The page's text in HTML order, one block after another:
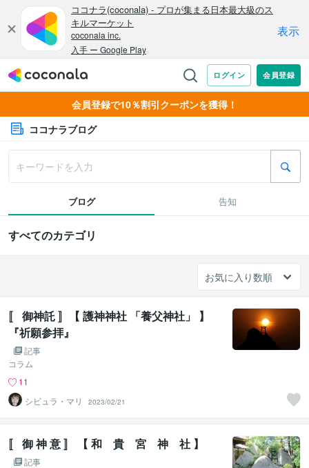
会員登録で10％割引クーポンを獲得！
ココナラブログ
ブログ 告知
すべてのカテゴリ
〚 御神託 〛【 護神神社 「養父神社」 】
『祈願参拝』
記事
コラム
11
シビュラ・マリ
2023/02/21
〚 御 神 意 〛 【 和 貴 宮 神 社 】
記事